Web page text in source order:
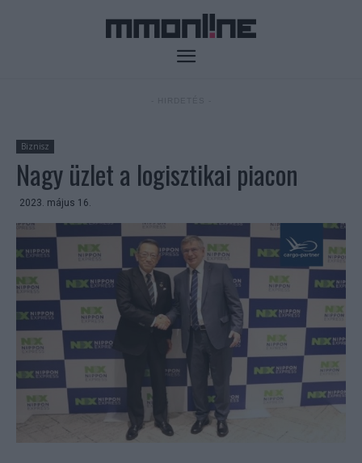
Biznisz
Nagy üzlet a logisztikai piacon
2023. május 16.